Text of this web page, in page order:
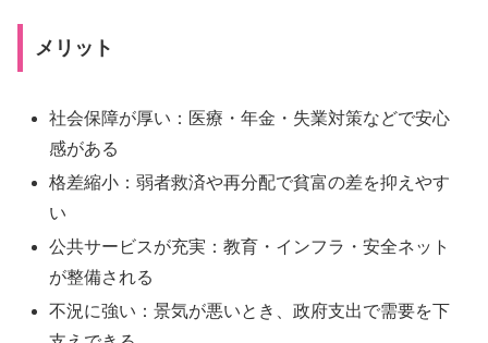
メリット
社会保障が厚い：医療・年金・失業対策などで安心
感がある
格差縮小：弱者救済や再分配で貧富の差を抑えやす
い
公共サービスが充実：教育・インフラ・安全ネット
が整備される
不況に強い：景気が悪いとき、政府支出で需要を下